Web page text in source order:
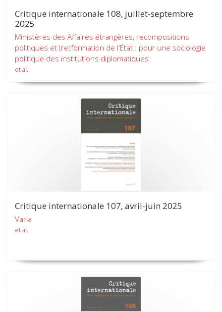
Critique internationale 108, juillet-septembre
2025
Ministères des Affaires étrangères, recompositions
politiques et (re)formation de l'État : pour une sociologie
politique des institutions diplomatiques
et al.
Critique internationale 107, avril-juin 2025
Varia
et al.